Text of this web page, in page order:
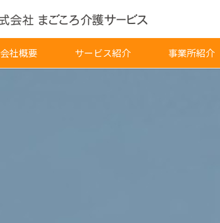
会社概要 サービス紹介 事業所紹介